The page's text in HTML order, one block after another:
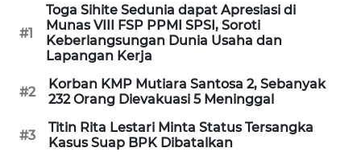
#1
Toga Sihite Sedunia dapat Apresiasi di
Munas VIII FSP PPMI SPSI, Soroti
Keberlangsungan Dunia Usaha dan
Lapangan Kerja
#2
Korban KMP Mutiara Santosa 2, Sebanyak
232 Orang Dievakuasi 5 Meninggal
#3
Titin Rita Lestari Minta Status Tersangka
Kasus Suap BPK Dibatalkan
UMKM
WAHANA
SELEB
PERSONA